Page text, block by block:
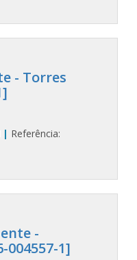
- Torres
| Referência:
-
1]